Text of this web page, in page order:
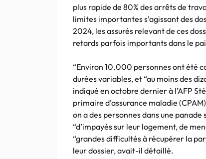
plus rapide de 80% des arrêts de
limites importantes s’agissant des
2024, les assurés relevant de ces
retards parfois importants dans le
“Environ 10.000 personnes ont été
durées variables, et “au moins des
indiqué en octobre dernier à l’AFP
primaire d’assurance maladie
on a des personnes dans une
“d’impayés sur leur logement, de
“grandes difficultés à récupérer la
leur dossier, avait-il détaillé.